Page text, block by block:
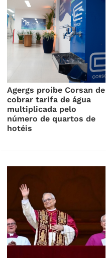
Agergs proíbe Corsan de
cobrar tarifa de água
multiplicada pelo
número de quartos de
hotéis